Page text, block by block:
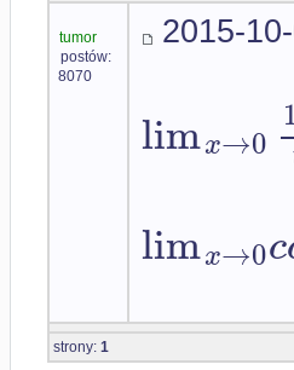
tumor
postów:
8070
2015-
limx→0
limx→0c
strony: 1